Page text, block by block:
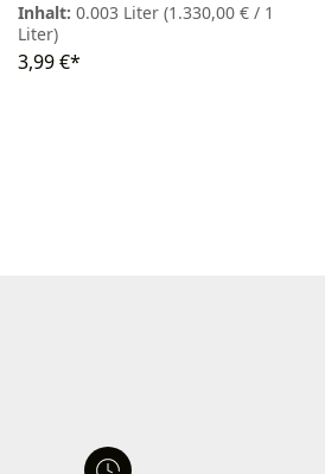
Inhalt: 0.003 Liter (1.330,00 € / 1
Liter)
3,99 €*